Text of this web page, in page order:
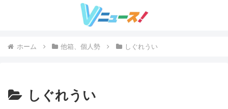
ホーム 他箱、個人勢 しぐれうい
しぐれうい